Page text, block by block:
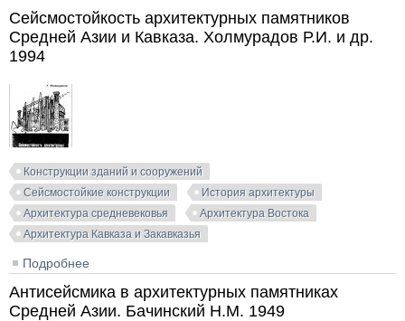
Восток. Башкиров А.С. 1947
Сейсмостойкость архитектурных памятников
Средней Азии и Кавказа. Холмурадов Р.И. и др.
1994
Конструкции зданий и сооружений
Сейсмостойкие конструкции
История архитектуры
Архитектура средневековья
Архитектура Востока
Архитектура Кавказа и Закавказья
Подробнее
Антисейсмика в архитектурных памятниках
Средней Азии. Бачинский Н.М. 1949